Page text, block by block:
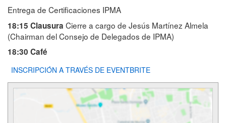
Entrega de Certificaciones IPMA
18:15 Clausura Cierre a cargo de Jesús Martínez Almela
(Chairman del Consejo de Delegados de IPMA)
18:30 Café
INSCRIPCIÓN A TRAVÉS DE EVENTBRITE